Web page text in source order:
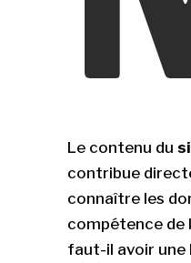
Le contenu du
contribue
connaître les
compétence de
faut-il avoir une